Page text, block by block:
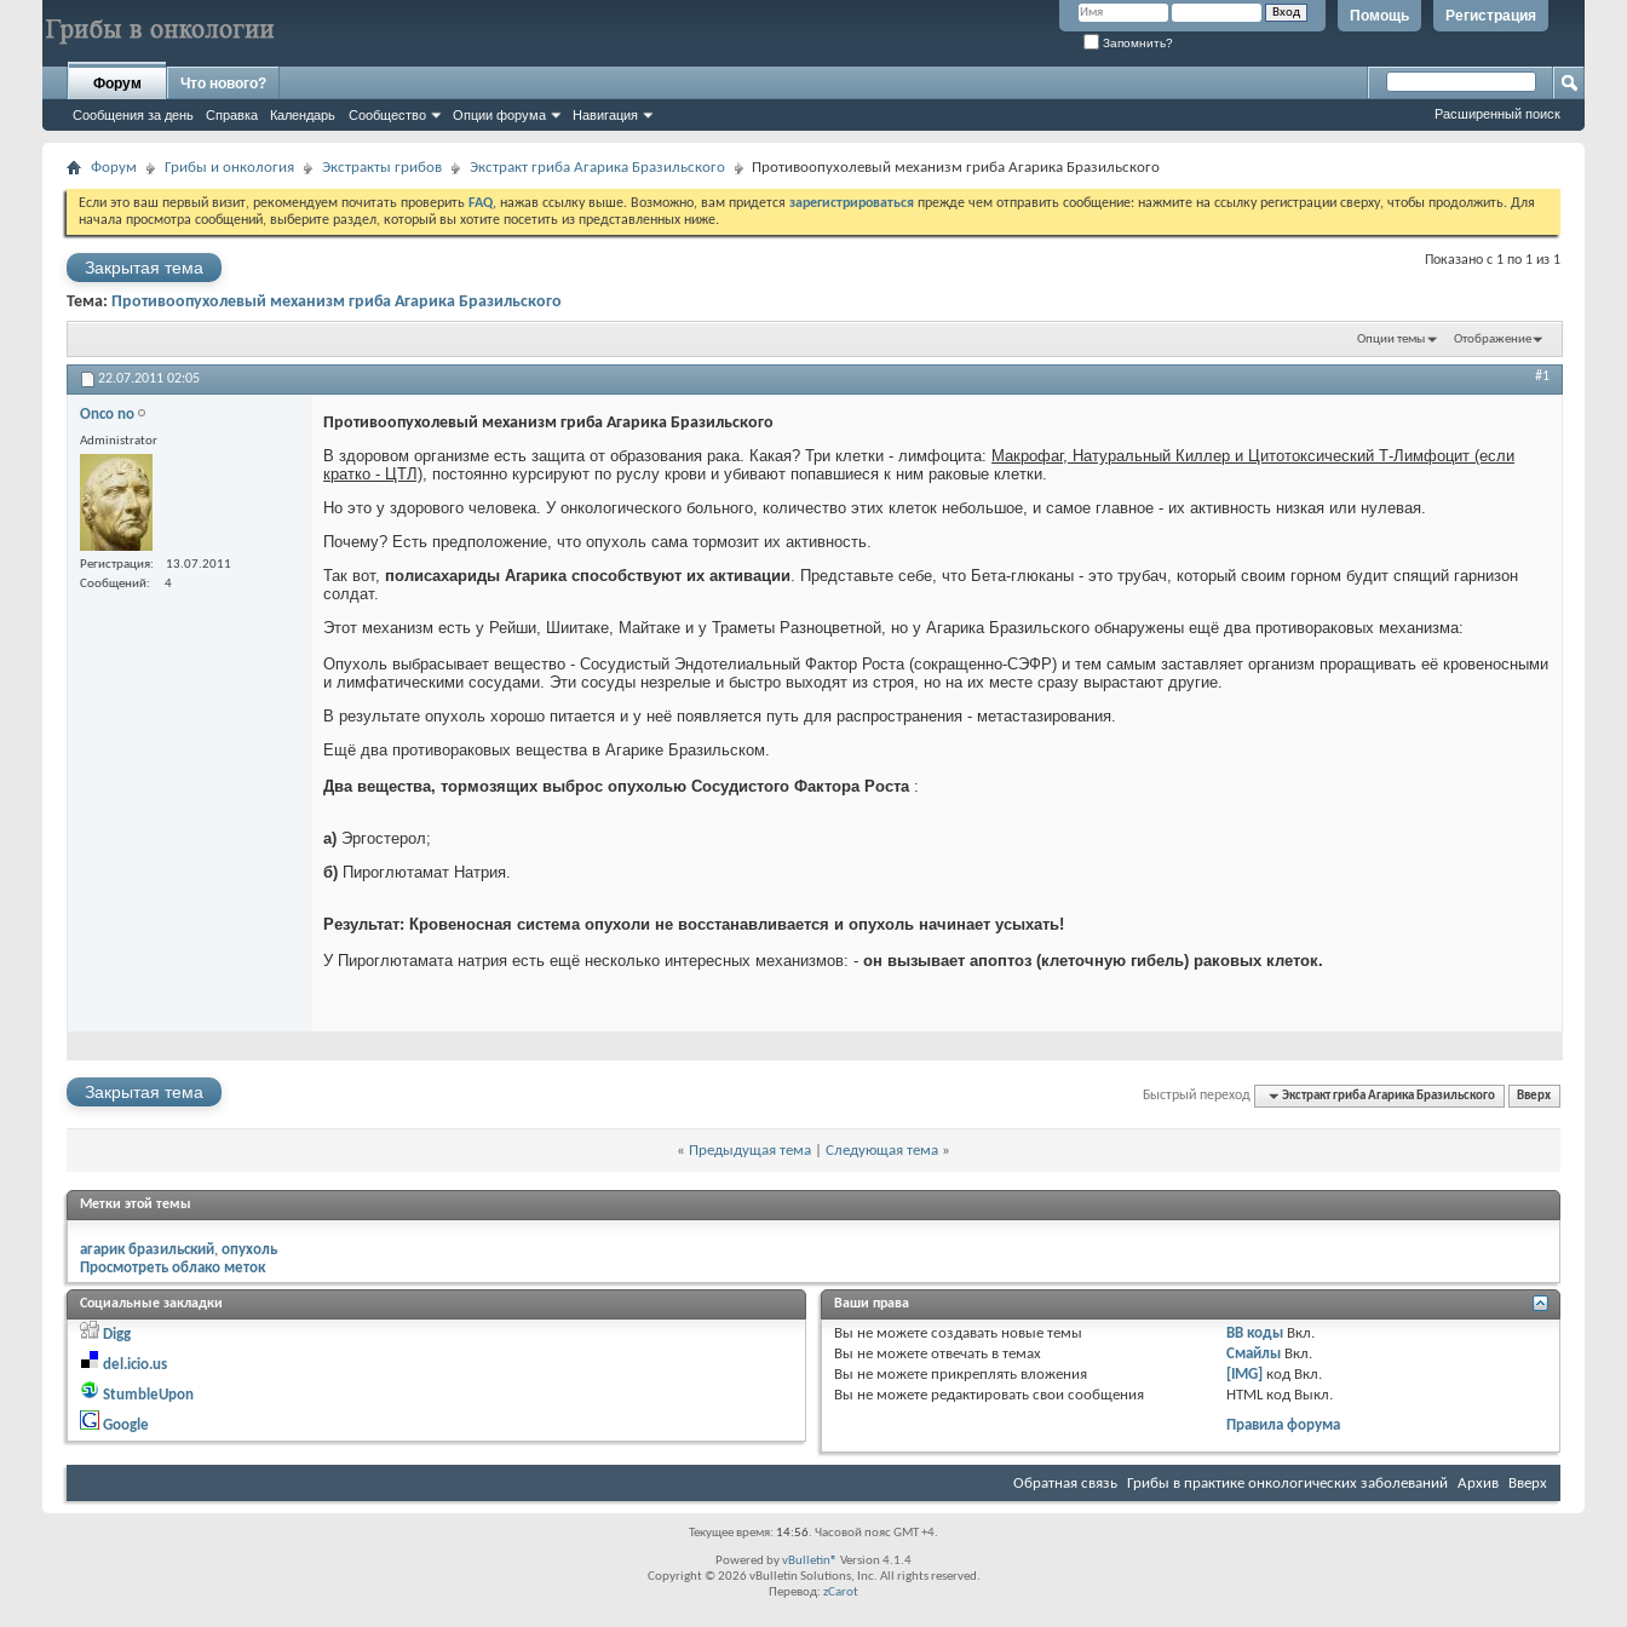
Регистрация
Помощь
Запомнить?
Форум
Сообщения за день Справка Календарь Сообщество Опции форума Навигация
Что нового?
Расширенный поиск
Форум Грибы и онкология Экстракты грибов Экстракт гриба Агарика Бразильского Противоопухолевый механизм гриба Агарика Бразильского
Если это ваш первый визит, рекомендуем почитать проверить FAQ, нажав ссылку выше. Возможно, вам придется зарегистрироваться прежде чем отправить сообщение: нажмите на ссылку регистрации сверху, чтобы продолжить. Для
начала просмотра сообщений, выберите раздел, который вы хотите посетить из представленных ниже.
Закрытая тема Показано с 1 по 1 из 1
Тема: Противоопухолевый механизм гриба Агарика Бразильского
Опции темы Отображение
22.07.2011 02:05 #1
Onco no
Administrator
Регистрация
13.07.2011
Сообщений
4
Противоопухолевый механизм гриба Агарика Бразильского
В здоровом организме есть защита от образования рака. Какая? Три клетки - лимфоцита: Макрофаг, Натуральный Киллер и Цитотоксический Т-Лимфоцит (если
кратко - ЦТЛ), постоянно курсируют по руслу крови и убивают попавшиеся к ним раковые клетки.
Но это у здорового человека. У онкологического больного, количество этих клеток небольшое, и самое главное - их активность низкая или нулевая.
Почему? Есть предположение, что опухоль сама тормозит их активность.
Так вот, полисахариды Агарика способствуют их активации. Представьте себе, что Бета-глюканы - это трубач, который своим горном будит спящий гарнизон
солдат.
Этот механизм есть у Рейши, Шиитаке, Майтаке и у Траметы Разноцветной, но у Агарика Бразильского обнаружены ещё два противораковых механизма:
Опухоль выбрасывает вещество - Сосудистый Эндотелиальный Фактор Роста (сокращенно-СЭФР) и тем самым заставляет организм проращивать её кровеносными
и лимфатическими сосудами. Эти сосуды незрелые и быстро выходят из строя, но на их месте сразу вырастают другие.
В результате опухоль хорошо питается и у неё появляется путь для распространения - метастазирования.
Ещё два противораковых вещества в Агарике Бразильском.
Два вещества, тормозящих выброс опухолью Сосудистого Фактора Роста :
а) Эргостерол;
б) Пироглютамат Натрия.
Результат: Кровеносная система опухоли не восстанавливается и опухоль начинает усыхать!
У Пироглютамата натрия есть ещё несколько интересных механизмов: - он вызывает апоптоз (клеточную гибель) раковых клеток.
Закрытая тема Быстрый переход Экстракт гриба Агарика Бразильского Вверх
« Предыдущая тема Следующая тема »
Метки этой темы
агарик бразильский опухоль
Просмотреть облако меток
Социальные закладки
Digg
del.icio.us
StumbleUpon
Google
Ваши права
Вы не можете создавать новые темы
Вы не можете отвечать в темах
Вы не можете прикреплять вложения
Вы не можете редактировать свои сообщения
BB коды Вкл.
Смайлы Вкл.
[IMG] код Вкл.
HTML код Выкл.
Правила форума
Обратная связь Грибы в практике онкологических заболеваний Архив Вверх
Текущее время: 14:56. Часовой пояс GMT +4.
Powered byvBulletin® Version 4.1.4
Copyright © 2026 vBulletin Solutions, Inc. All rights reserved.
Перевод: zCarot